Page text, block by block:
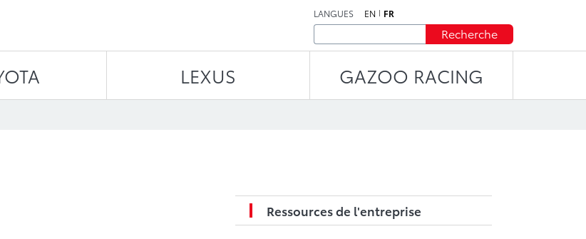
LANGUES EN FR
Recherche
LEXUS GAZOO RACING
Ressources de l'entreprise